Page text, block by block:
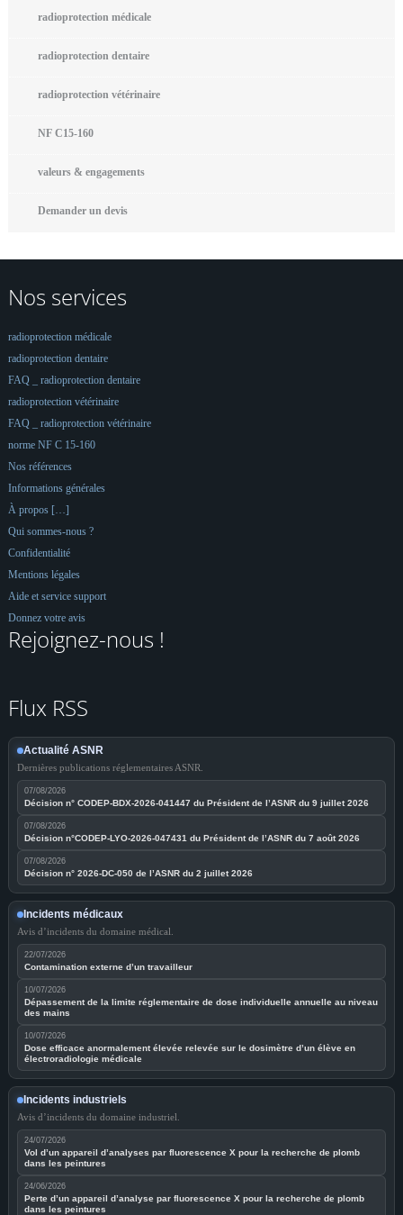
radioprotection médicale
radioprotection dentaire
radioprotection vétérinaire
NF C15-160
valeurs & engagements
Demander un devis
Nos services
radioprotection médicale
radioprotection dentaire
FAQ _ radioprotection dentaire
radioprotection vétérinaire
FAQ _ radioprotection vétérinaire
norme NF C 15-160
Nos références
Informations générales
À propos […]
Qui sommes-nous ?
Confidentialité
Mentions légales
Aide et service support
Donnez votre avis
Rejoignez-nous !
Flux RSS
Actualité ASNR
Dernières publications réglementaires ASNR.
07/08/2026
Décision n° CODEP-BDX-2026-041447 du Président de l’ASNR du 9 juillet 2026
07/08/2026
Décision n°CODEP-LYO-2026-047431 du Président de l’ASNR du 7 août 2026
07/08/2026
Décision n° 2026-DC-050 de l’ASNR du 2 juillet 2026
Incidents médicaux
Avis d’incidents du domaine médical.
22/07/2026
Contamination externe d’un travailleur
10/07/2026
Dépassement de la limite réglementaire de dose individuelle annuelle au niveau
des mains
10/07/2026
Dose efficace anormalement élevée relevée sur le dosimètre d’un élève en
électroradiologie médicale
Incidents industriels
Avis d’incidents du domaine industriel.
24/07/2026
Vol d’un appareil d’analyses par fluorescence X pour la recherche de plomb
dans les peintures
24/06/2026
Perte d’un appareil d’analyse par fluorescence X pour la recherche de plomb
dans les peintures